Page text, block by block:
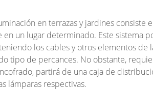
en terrazas y jardines consiste
un lugar determinado. Este sistema
los cables y otros elementos de
tipo de percances. No obstante,
partirá de una caja de
lámparas respectivas.